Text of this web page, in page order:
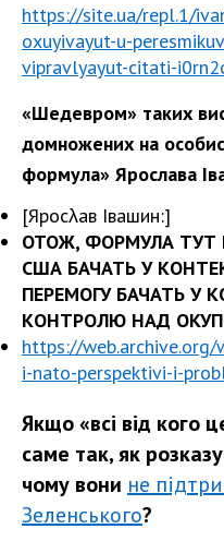
https://site.ua/repl.1/
oxuyivayut-u-
vipravlyayut-citati-
«Шедевром» таких
домножених на
формула» Ярослава
[Яросλав Івашин:]
ОТОЖ, ФОРМУЛА ТУТ
США БАЧАТЬ У
ПЕРЕМОГУ БАЧАТЬ У
КОНТРОЛЮ НАД
https://
i-nato-perspektivi-i-
Якщо «всі від кого
саме так, як
чому вони не
Зеленського?